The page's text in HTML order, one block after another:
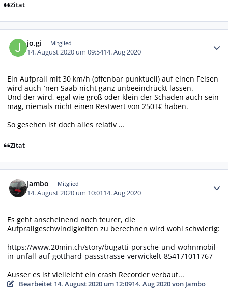
Zitat
jo.gi Mitglied
14. August 2020 um 09:5414. Aug 2020
Ein Aufprall mit 30 km/h (offenbar punktuell) auf einen Felsen
wird auch `nen Saab nicht ganz unbeeindrückt lassen.
Und der wird, egal wie groß oder klein der Schaden auch sein
mag, niemals nicht einen Restwert von 250T€ haben.
So gesehen ist doch alles relativ …
Zitat
Jambo Mitglied
14. August 2020 um 10:0114. Aug 2020
Es geht anscheinend noch teurer, die
Aufprallgeschwindigkeiten zu berechnen wird wohl schwierig:
https://www.20min.ch/story/bugatti-porsche-und-wohnmobil-
in-unfall-auf-gotthard-passstrasse-verwickelt-854171011767
Ausser es ist vielleicht ein crash Recorder verbaut...
Bearbeitet 14. August 2020 um 12:0914. Aug 2020von Jambo